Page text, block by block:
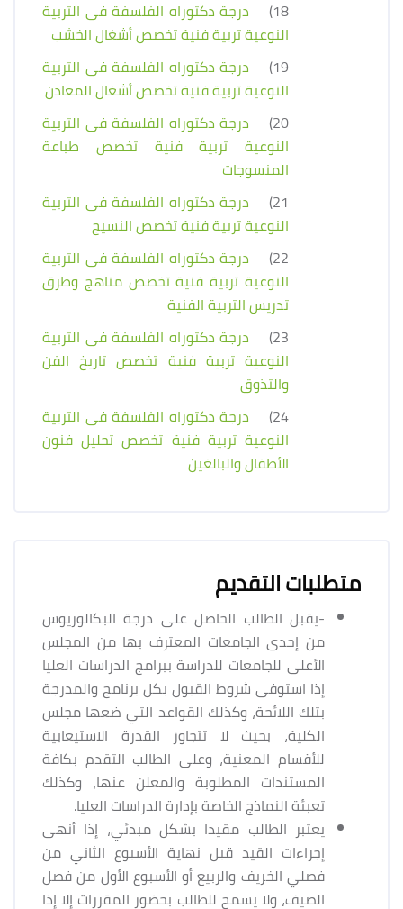
18)
درجة دكتوراه الفلسفة فى التربية
النوعية تربية فنية تخصص أشغال الخشب
19)
درجة دكتوراه الفلسفة فى التربية
النوعية تربية فنية تخصص أشغال المعادن
20)
درجة دكتوراه الفلسفة فى التربية
النوعية تربية فنية تخصص طباعة
المنسوجات
21)
درجة دكتوراه الفلسفة فى التربية
النوعية تربية فنية تخصص النسيج
22)
درجة دكتوراه الفلسفة فى التربية
النوعية تربية فنية تخصص مناهج وطرق
تدريس التربية الفنية
23)
درجة دكتوراه الفلسفة فى التربية
النوعية تربية فنية تخصص تاريخ الفن
والتذوق
24)
درجة دكتوراه الفلسفة فى التربية
النوعية تربية فنية تخصص تحليل فنون
الأطفال والبالغين
متطلبات التقديم
-يقبل الطالب الحاصل على درجة البكالوريوس
من إحدى الجامعات المعترف بها من المجلس
الأعلى للجامعات للدراسة ببرامج الدراسات العليا
إذا استوفى شروط القبول بكل برنامج والمدرجة
بتلك اللائحة، وكذلك القواعد التي ضعها مجلس
الكلية، بحيث لا تتجاوز القدرة الاستيعابية
للأقسام المعنية، وعلى الطالب التقدم بكافة
المستندات المطلوبة والمعلن عنها، وكذلك
تعبئة النماذج الخاصة بإدارة الدراسات العليا.
يعتبر الطالب مقيدا بشكل مبدئي، إذا أنهى
إجراءات القيد قبل نهاية الأسبوع الثاني من
فصلي الخريف والربيع أو الأسبوع الأول من فصل
الصيف، ولا يسمح للطالب بحضور المقررات إلا إذا